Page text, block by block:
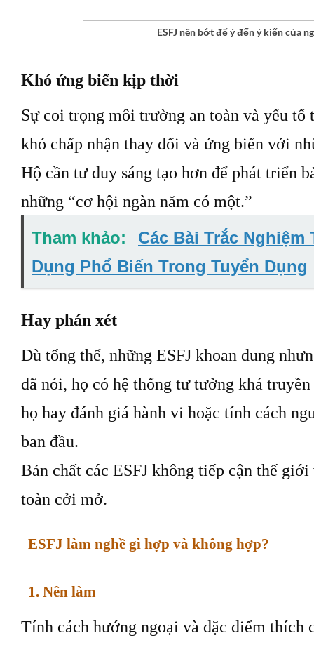
ESFJ nên bớt để ý đến ý kiến của
Khó ứng biến kịp thời
Sự coi trọng môi trường an toàn và yếu tố
khó chấp nhận thay đổi và ứng biến với
Hộ cần tư duy sáng tạo hơn để phát triển
những “cơ hội ngàn năm có một.”
Tham khảo:
Các Bài Trắc
Dụng Phổ Biến Trong Tuyển Dụng
Hay phán xét
Dù tổng thể, những ESFJ khoan dung
đã nói, họ có hệ thống tư tưởng khá
họ hay đánh giá hành vi hoặc tính cách
ban đầu.
Bản chất các ESFJ không tiếp cận thế
toàn cởi mở.
ESFJ làm nghề gì hợp và không hợp?
1. Nên làm
Tính cách hướng ngoại và đặc điểm thích